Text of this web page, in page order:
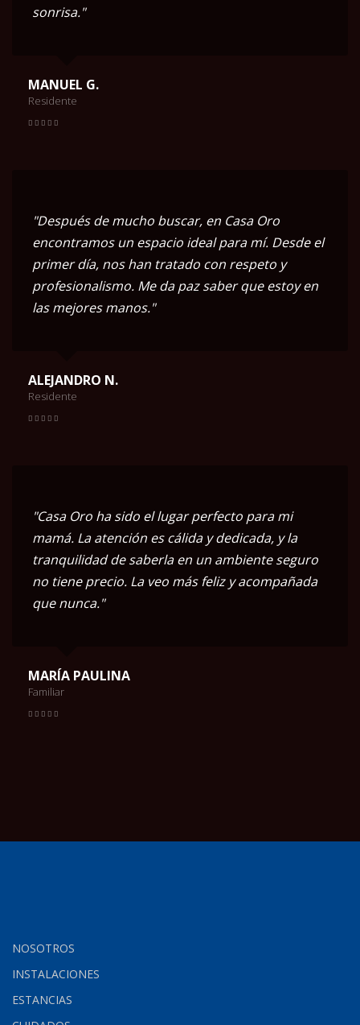
sonrisa."
MANUEL G.
Residente
"Después de mucho buscar, en Casa Oro
encontramos un espacio ideal para mí. Desde el
primer día, nos han tratado con respeto y
profesionalismo. Me da paz saber que estoy en
las mejores manos."
ALEJANDRO N.
Residente
"Casa Oro ha sido el lugar perfecto para mi
mamá. La atención es cálida y dedicada, y la
tranquilidad de saberla en un ambiente seguro
no tiene precio. La veo más feliz y acompañada
que nunca."
MARÍA PAULINA
Familiar
NOSOTROS
INSTALACIONES
ESTANCIAS